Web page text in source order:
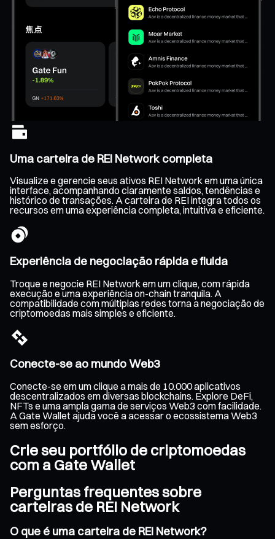
Uma carteira de REI Network completa
Visualize e gerencie seus ativos REI Network em uma única
interface, acompanhando claramente saldos, tendências e
histórico de transações. A carteira de REI integra todos os
recursos em uma experiência completa, intuitiva e eficiente.
Experiência de negociação rápida e fluida
Troque e negocie REI Network em um clique, com rápida
execução e uma experiência on-chain tranquila. A
compatibilidade com múltiplas redes torna a negociação de
criptomoedas mais simples e eficiente.
Conecte-se ao mundo Web3
Conecte-se em um clique a mais de 10.000 aplicativos
descentralizados em diversas blockchains. Explore DeFi,
NFTs e uma ampla gama de serviços Web3 com facilidade.
A Gate Wallet ajuda você a acessar o ecossistema Web3
sem esforço.
Crie seu portfólio de criptomoedas
com a Gate Wallet
Perguntas frequentes sobre
carteiras de REI Network
O que é uma carteira de REI Network?